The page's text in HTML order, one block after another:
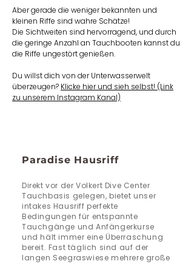
Aber gerade die weniger bekannten und
kleinen Riffe sind wahre Schätze!
Die Sichtweiten sind hervorragend, und durch
die geringe Anzahl an Tauchbooten kannst du
die Riffe ungestört genießen.​​
Du willst dich von der Unterwasserwelt
überzeugen? Klicke hier und sieh selbst! (Link
zu unserem Instagram Kanal)
Paradise Hausriff
Direkt vor der Volkert Dive Center
Tauchbasis gelegen, bietet unser
intakes Hausriff perfekte
Bedingungen für entspannte
Tauchgänge und Anfängerkurse
und hält immer eine Überraschung
bereit. Fast täglich sind auf der
langen Seegraswiese mehrere große